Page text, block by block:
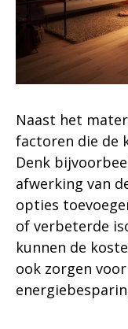
Naast het
factoren die de
Denk
afwerking van
opties
of verbeterde
kunnen de
ook zorgen